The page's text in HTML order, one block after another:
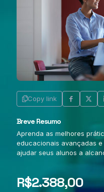
Copy link
Breve Resumo
Aprenda as melhores
educacionais avançadas
ajudar seus alunos a
R$2.388,00